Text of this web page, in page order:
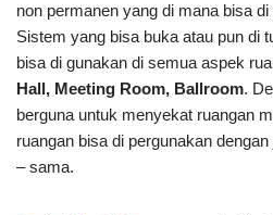
non permanen yang di mana bisa
Sistem yang bisa buka atau pun di
bisa di gunakan di semua aspek
Hall, Meeting Room, Ballroom.
berguna untuk menyekat ruangan
ruangan bisa di pergunakan
– sama.